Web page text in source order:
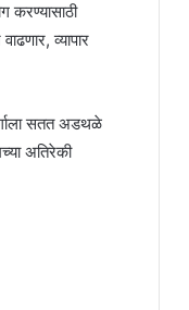
करण्यासाठी
व्यापार
सतत अडथळे
अतिरेकी